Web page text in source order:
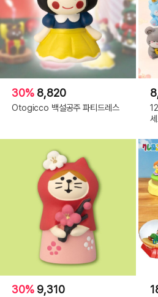
30% 8,820
Otogicco 백설공주 파티드레스
30% 9,310